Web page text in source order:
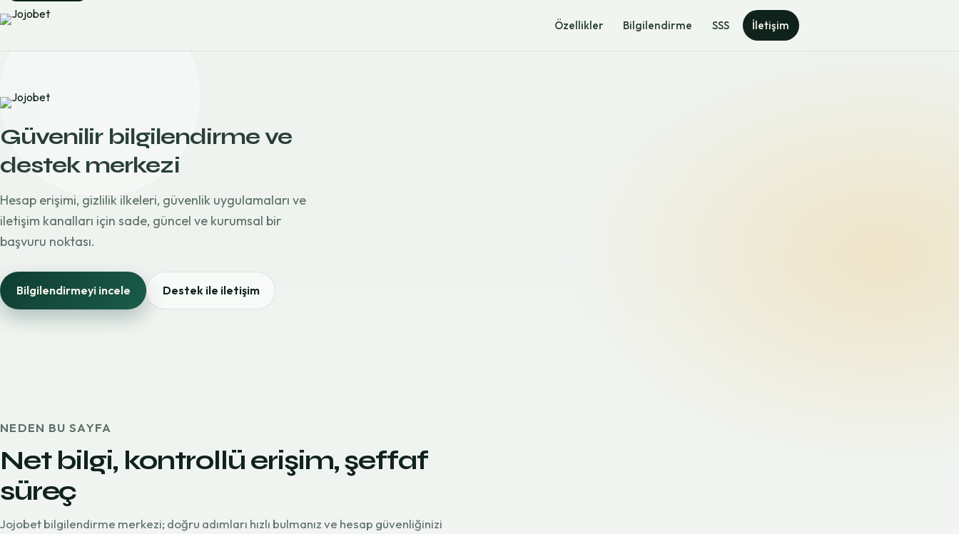
Özellikler Bilgilendirme SSS İletişim
Güvenilir bilgilendirme ve
destek merkezi
Hesap erişimi, gizlilik ilkeleri, güvenlik uygulamaları ve
iletişim kanalları için sade, güncel ve kurumsal bir
başvuru noktası.
Bilgilendirmeyi incele Destek ile iletişim
NEDEN BU SAYFA
Net bilgi, kontrollü erişim, şeffaf
süreç
Jojobet bilgilendirme merkezi; doğru adımları hızlı bulmanız ve hesap güvenliğinizi